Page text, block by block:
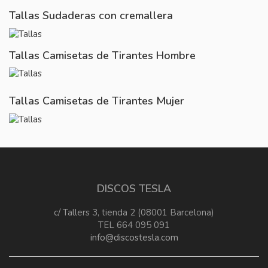
Tallas Sudaderas con cremallera
Tallas Camisetas de Tirantes Hombre
Tallas Camisetas de Tirantes Mujer
DISCOS TESLA
c/ Tallers 3, tienda 2 (08001 Barcelona)
TEL 664 095 091
info@discostesla.com